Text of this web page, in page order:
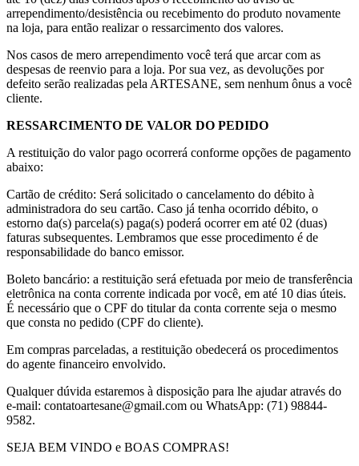
arrependimento/desistência ou recebimento do produto novamente
na loja, para então realizar o ressarcimento dos valores.
Nos casos de mero arrependimento você terá que arcar com as
despesas de reenvio para a loja. Por sua vez, as devoluções por
defeito serão realizadas pela ARTESANE, sem nenhum ônus a você
cliente.
RESSARCIMENTO DE VALOR DO PEDIDO
A restituição do valor pago ocorrerá conforme opções de pagamento
abaixo:
Cartão de crédito: Será solicitado o cancelamento do débito à
administradora do seu cartão. Caso já tenha ocorrido débito, o
estorno da(s) parcela(s) paga(s) poderá ocorrer em até 02 (duas)
faturas subsequentes. Lembramos que esse procedimento é de
responsabilidade do banco emissor.
Boleto bancário: a restituição será efetuada por meio de transferência
eletrônica na conta corrente indicada por você, em até 10 dias úteis.
É necessário que o CPF do titular da conta corrente seja o mesmo
que consta no pedido (CPF do cliente).
Em compras parceladas, a restituição obedecerá os procedimentos
do agente financeiro envolvido.
Qualquer dúvida estaremos à disposição para lhe ajudar através do
e-mail: contatoartesane@gmail.com ou WhatsApp: (71) 98844-
9582.
SEJA BEM VINDO e BOAS COMPRAS!